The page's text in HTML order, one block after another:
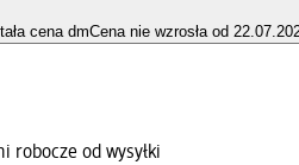
cena dmCena nie wzrosła od
robocze od wysyłki